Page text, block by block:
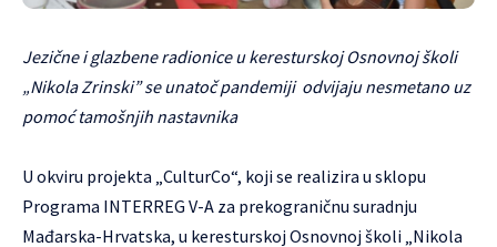
Jezične i glazbene radionice u keresturskoj Osnovnoj školi
„Nikola Zrinski” se unatoč pandemiji odvijaju nesmetano uz
pomoć tamošnjih nastavnika
U okviru projekta „CulturCo“, koji se realizira u sklopu
Programa INTERREG V-A za prekograničnu suradnju
Mađarska-Hrvatska, u keresturskoj Osnovnoj školi „Nikola